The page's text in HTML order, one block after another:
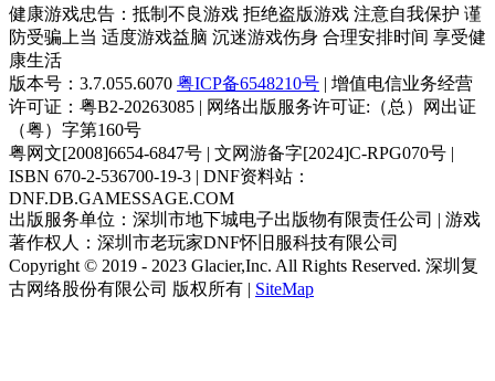
健康游戏忠告：抵制不良游戏 拒绝盗版游戏 注意自我保护 谨
防受骗上当 适度游戏益脑 沉迷游戏伤身 合理安排时间 享受健
康生活
版本号：3.7.055.6070 粤ICP备6548210号 | 增值电信业务经营
许可证：粤B2-20263085 | 网络出版服务许可证:（总）网出证
（粤）字第160号
粤网文[2008]6654-6847号 | 文网游备字[2024]C-RPG070号 |
ISBN 670-2-536700-19-3 | DNF资料站：
DNF.DB.GAMESSAGE.COM
出版服务单位：深圳市地下城电子出版物有限责任公司 | 游戏
著作权人：深圳市老玩家DNF怀旧服科技有限公司
Copyright © 2019 - 2023 Glacier,Inc. All Rights Reserved. 深圳复
古网络股份有限公司 版权所有 | SiteMap